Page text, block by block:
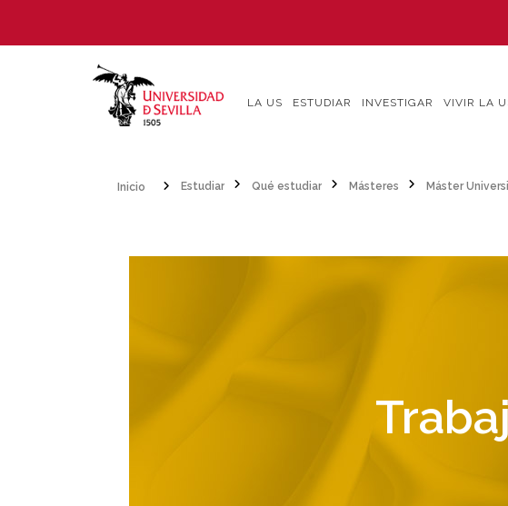
contenido
LA US ESTUDIAR INVESTIGAR VIVIR LA
navegación
Estudiar
Qué estudiar Másteres Máster